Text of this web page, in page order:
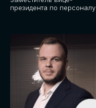
президента по персоналу